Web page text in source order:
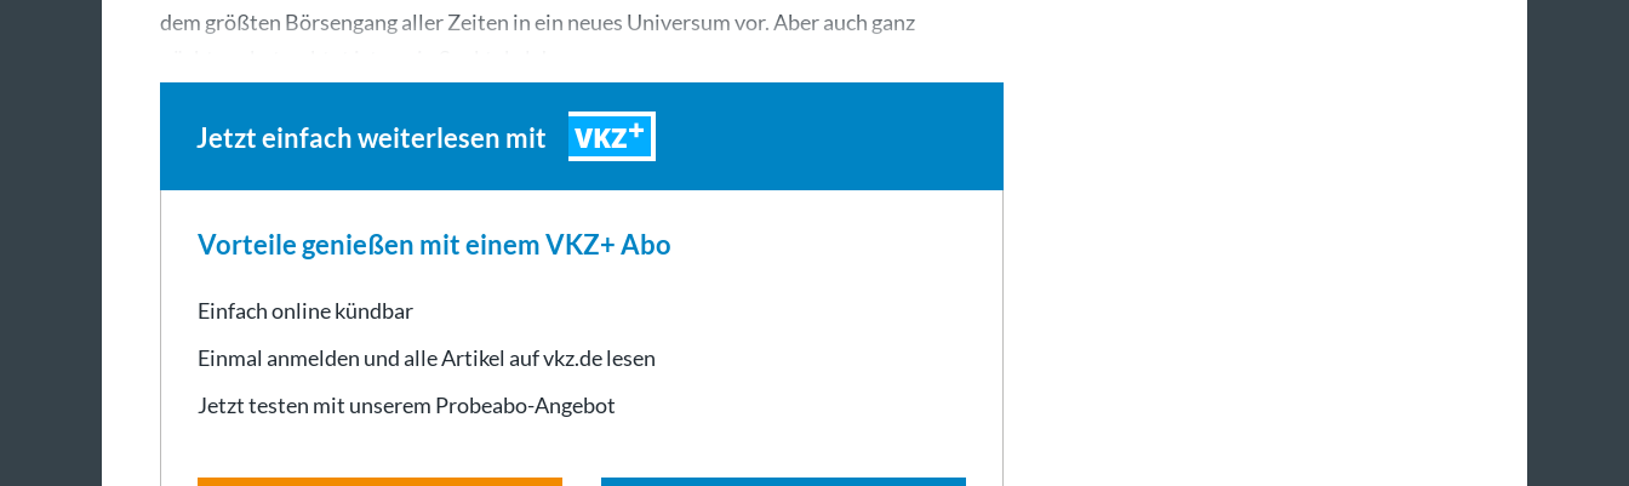
dem größten Börsengang aller Zeiten in ein neues Universum vor. Aber auch ganz
Jetzt einfach weiterlesen mit VKZ
Vorteile genießen mit einem VKZ+ Abo
Einfach online kündbar
Einmal anmelden und alle Artikel auf vkz.de lesen
Jetzt testen mit unserem Probeabo-Angebot